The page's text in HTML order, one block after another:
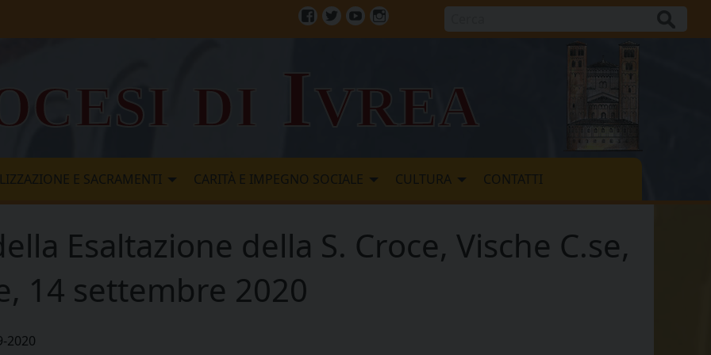
di Ivrea
E SACRAMENTI CARITÀ E IMPEGNO SOCIALE CULTURA CONTATTI
Esaltazione della S. Croce, Vische C.se,
14 settembre 2020
2020